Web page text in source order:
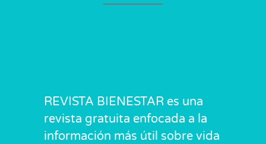
REVISTA BIENESTAR es una
revista gratuita enfocada a la
información más útil sobre vida